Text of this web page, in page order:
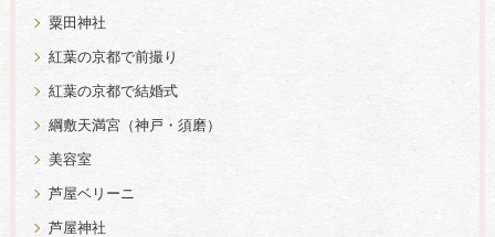
粟田神社
紅葉の京都で前撮り
紅葉の京都で結婚式
綱敷天満宮（神戸・須磨）
美容室
芦屋ベリーニ
芦屋神社